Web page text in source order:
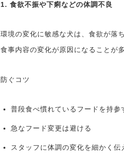
1. 食欲不振や下痢などの体調不良
環境の変化に敏感な犬は、食欲が落
食事内容の変化が原因になることが
防ぐコツ
普段食べ慣れているフードを持参
急なフード変更は避ける
スタッフに体調の変化を細かく伝